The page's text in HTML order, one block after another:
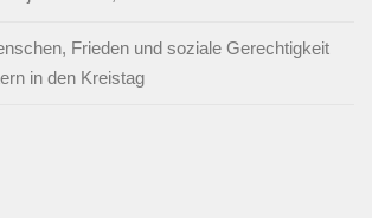
Frieden und soziale Gerechtigkeit
in den Kreistag